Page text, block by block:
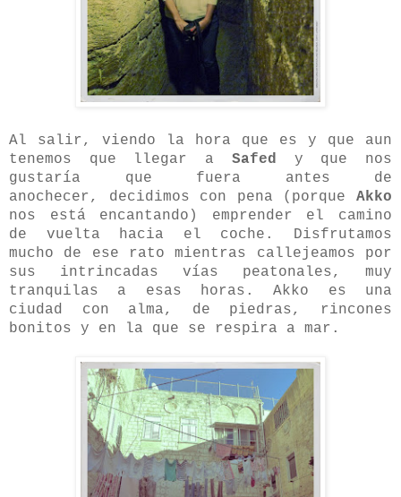
Al salir, viendo la hora que es y que aun
tenemos que llegar a Safed y que nos
gustaría que fuera antes de
anochecer, decidimos con pena (porque Akko
nos está encantando) emprender el camino
de vuelta hacia el coche. Disfrutamos
mucho de ese rato mientras callejeamos por
sus intrincadas vías peatonales, muy
tranquilas a esas horas. Akko es una
ciudad con alma, de piedras, rincones
bonitos y en la que se respira a mar.